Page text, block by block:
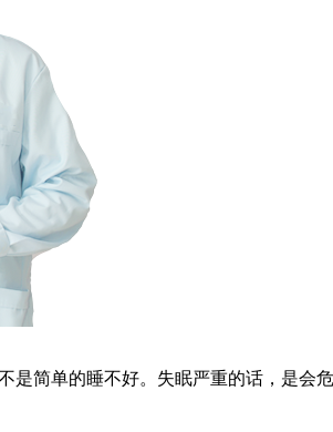
是简单的睡不好。失眠严重的话，是会